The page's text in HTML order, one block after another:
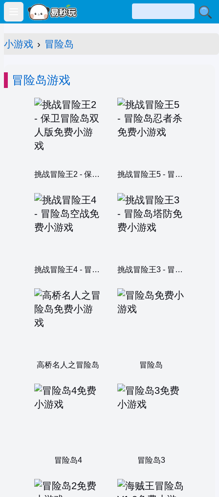
Open main menu
小游戏 › 冒险岛
冒险岛游戏
挑战冒险王2 - 保卫冒险岛双人版 挑战冒险王5 - 冒险岛忍者杀
挑战冒险王4 - 冒险岛空战 挑战冒险王3 - 冒险岛塔防
高桥名人之冒险岛 冒险岛
冒险岛4 冒险岛3